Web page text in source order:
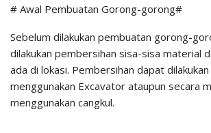
# Awal Pembuatan Gorong-gorong#
Sebelum dilakukan pembuatan gorong-
dilakukan pembersihan sisa-sisa material
ada di lokasi. Pembersihan dapat
menggunakan Excavator ataupun secara
menggunakan cangkul.